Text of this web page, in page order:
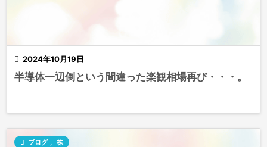
 2024年10月19日
半導体一辺倒という間違った楽観相場再び・・・。
 ブログ , 株